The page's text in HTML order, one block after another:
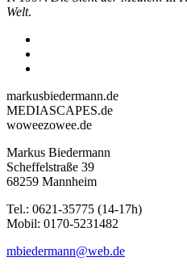
Welt.
markusbiedermann.de
MEDIASCAPES.de
woweezowee.de
Markus Biedermann
Scheffelstraße 39
68259 Mannheim
Tel.: 0621-35775 (14-17h)
Mobil: 0170-5231482
mbiedermann@web.de